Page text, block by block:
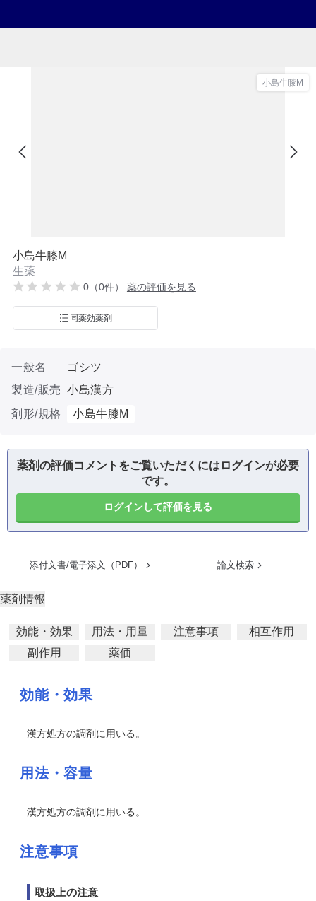
小島牛膝M
小島牛膝M
生薬
0（0件） 薬の評価を見る
同薬効薬剤
一般名
ゴシツ
製造/販売 小島漢方
剤形/規格
小島牛膝M
薬剤の評価コメントをご覧いただくにはログインが必要
です。
ログインして評価を見る
添付文書/電子添文（PDF） 論文検索
薬剤情報
効能・効果 用法・用量 注意事項
相互作用
副作用
薬価
効能・効果
漢方処方の調剤に用いる。
用法・容量
漢方処方の調剤に用いる。
注意事項
取扱上の注意